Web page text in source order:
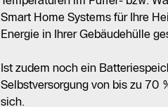
Smart Home Systems für Ihre
Energie in Ihrer Gebäudehülle
Ist zudem noch ein
Selbstversorgung von bis zu 70
sich.